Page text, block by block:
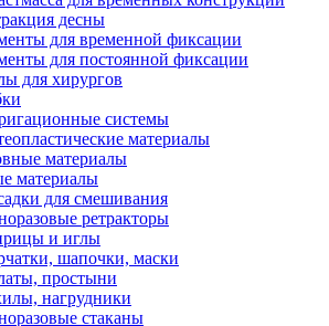
десны
для временной фиксации
для постоянной фиксации
для хирургов
системы
материалы
материалы
материалы
для смешивания
ретракторы
и иглы
шапочки, маски
простыни
нагрудники
стаканы